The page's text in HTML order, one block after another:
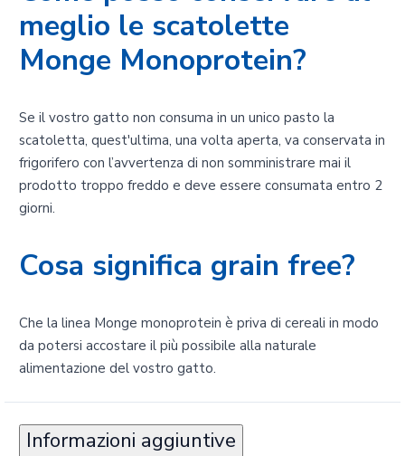
meglio le scatolette
Monge Monoprotein?
Se il vostro gatto non consuma in un unico pasto la
scatoletta, quest'ultima, una volta aperta, va conservata in
frigorifero con l’avvertenza di non somministrare mai il
prodotto troppo freddo e deve essere consumata entro 2
giorni.
Cosa significa grain free?
Che la linea Monge monoprotein è priva di cereali in modo
da potersi accostare il più possibile alla naturale
alimentazione del vostro gatto.
Informazioni aggiuntive